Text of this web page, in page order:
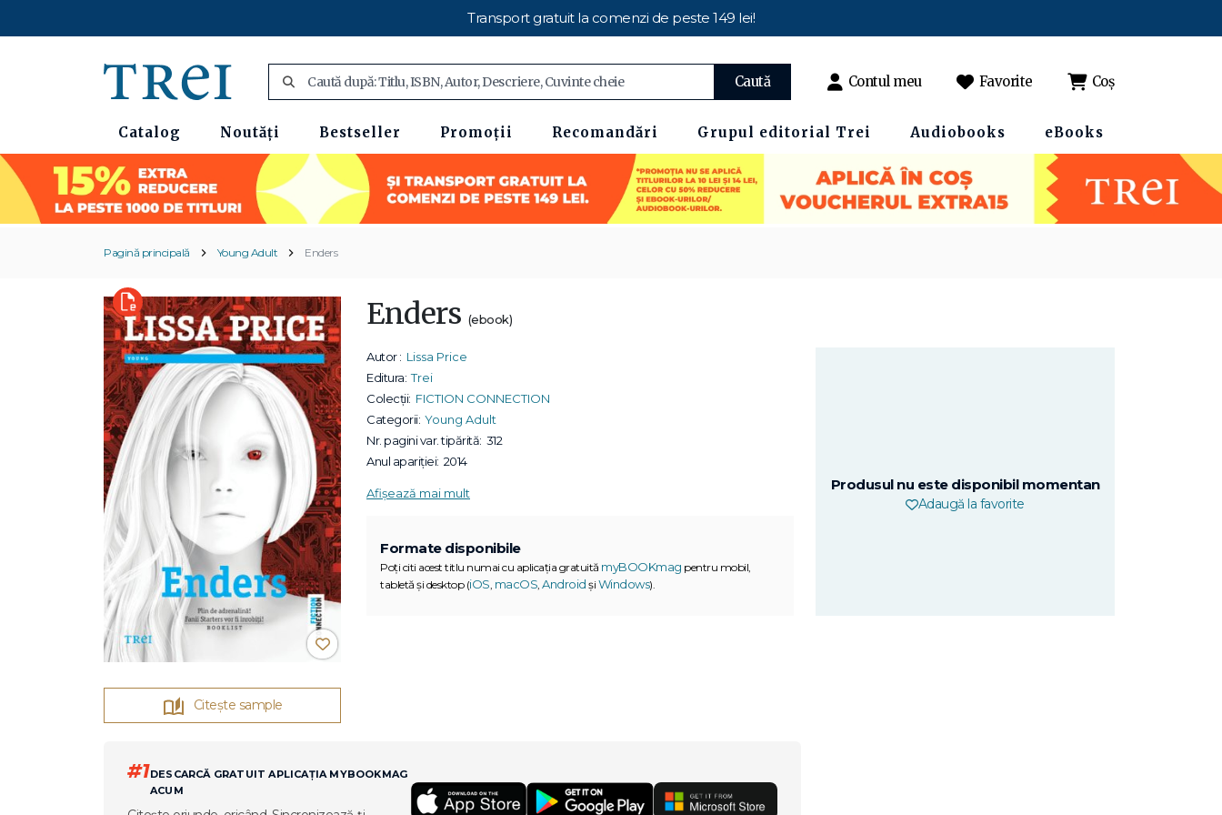
Transport gratuit la comenzi de peste 149 lei!
Caută Contul meu Favorite Coș
Catalog Noutăți Bestseller Promoții Recomandări Grupul editorial Trei Audiobooks eBooks
Pagină principală Young Adult Enders
Citește sample
Enders (ebook)
Autor : Lissa Price
Editura: Trei
Colecții: FICTION CONNECTION
Categorii: Young Adult
Nr. pagini var. tipărită: 312
Anul apariției: 2014
Afișează mai mult
Formate disponibile
Poți citi acest titlu numai cu aplicația gratuită myBOOKmag pentru mobil,
tabletă și desktop (iOS, macOS, Android și Windows).
Produsul nu este disponibil momentan
Adaugă la favorite
#1DESCARCĂ GRATUIT APLICAȚIA MYBOOKMAG
ACUM